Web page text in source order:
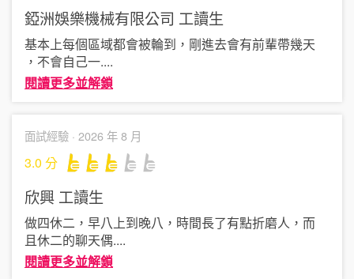
錏洲娛樂機械有限公司 工讀生
基本上每個區域都會被輪到，剛進去會有前輩帶幾天
，不會自己一....
閱讀更多並解鎖
面試經驗 · 2026 年 8 月
3.0 分
欣興 工讀生
做四休二，早八上到晚八，時間長了有點折磨人，而
且休二的聊天偶....
閱讀更多並解鎖